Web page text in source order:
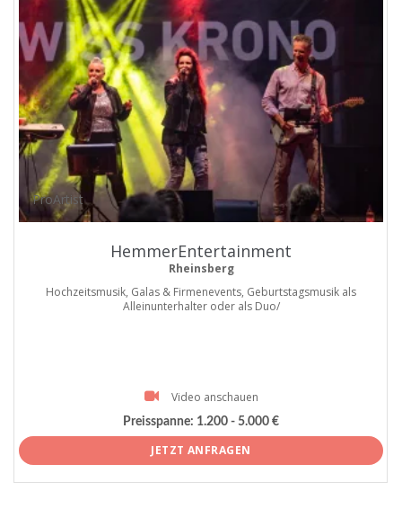
ProArtist
HemmerEntertainment
Rheinsberg
Hochzeitsmusik, Galas & Firmenevents, Geburtstagsmusik als
Alleinunterhalter oder als Duo/
Video anschauen
Preisspanne: 1.200 - 5.000 €
JETZT ANFRAGEN